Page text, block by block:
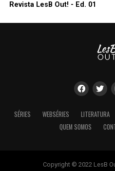
Revista LesB Out! - Ed. 01
SÉRIES WEBSÉRIES LITERATURA
QUEM SOMOS
Copyright © 2022 LesB